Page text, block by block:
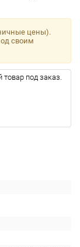
цены).
своим
под заказ.